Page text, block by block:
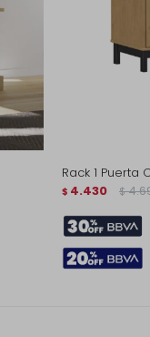
Rack 1 Puerta
$ 4.430 $